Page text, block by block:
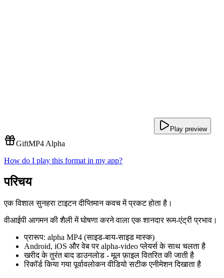
Play preview
GiftMP4 Alpha
How do I play this format in my app?
परिचय
एक विशाल सुनहरा टाइटन दीप्तिमान कवच में प्रकट होता है।
वीआईपी आगमन की शैली में घोषणा करने वाला एक शानदार रूम-एंट्री प्रभाव।
प्रारूप: alpha MP4 (साइड-बाय-साइड मास्क)
Android, iOS और वेब पर alpha-video प्लेयर्स के साथ चलता है
खरीद के तुरंत बाद डाउनलोड - मूल फ़ाइल वितरित की जाती है
रिकॉर्ड किया गया पूर्वावलोकन वीडियो सटीक एनीमेशन दिखाता है